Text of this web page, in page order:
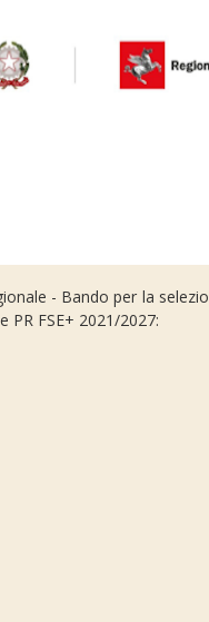
- Bando per la
FSE+ 2021/2027: